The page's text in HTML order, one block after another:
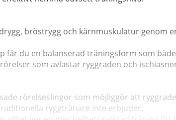
bröstrygg och kärnmuskulatur
får du en balanserad träningsform som
som avlastar ryggraden och
rörelseslingor som möjliggör att
ryggtränare inte erbjuder.